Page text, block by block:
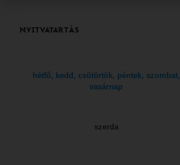
NYITVATARTÁS
hétfő, kedd, csütörtök, péntek, szombat,
vasárnap
szerda